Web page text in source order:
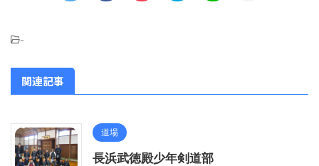
-
関連記事
道場
長浜武徳殿少年剣道部